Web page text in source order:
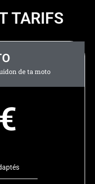
TARIFS
de ta moto